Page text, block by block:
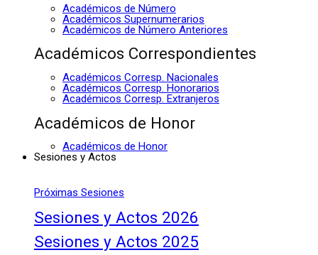
Académicos de Número
Académicos Supernumerarios
Académicos de Número Anteriores
Académicos Correspondientes
Académicos Corresp. Nacionales
Académicos Corresp. Honorarios
Académicos Corresp. Extranjeros
Académicos de Honor
Académicos de Honor
Sesiones y Actos
Próximas Sesiones
Sesiones y Actos 2026
Sesiones y Actos 2025